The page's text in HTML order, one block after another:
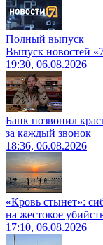
Полный выпуск
Выпуск новостей
19:30, 06.08.2026
Банк позвонил
за каждый звонок
18:36, 06.08.2026
«Кровь стынет»:
на жестокое
17:10, 06.08.2026